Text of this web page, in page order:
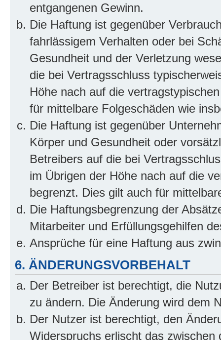
entgangenen Gewinn.
Die Haftung ist gegenüber
fahrlässigem Verhalten oder bei
Gesundheit und der Verletzung
die bei Vertragsschluss
Höhe nach auf die
für mittelbare Folgeschäden wie
Die Haftung ist gegenüber
Körper und Gesundheit oder
Betreibers auf die bei
im Übrigen der Höhe nach auf die
begrenzt. Dies gilt auch für
Die Haftungsbegrenzung der
Mitarbeiter und Erfüllungsgehilfen
Ansprüche für eine Haftung aus
6. ÄNDERUNGSVORBEHALT
Der Betreiber ist berechtigt, die
zu ändern. Die Änderung wird dem
Der Nutzer ist berechtigt, den
Widerspruchs erlischt das